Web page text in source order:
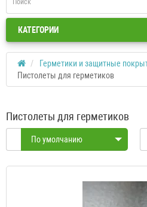
КАТЕГОРИИ
Герметики и защитные
Пистолеты для герметиков
Пистолеты для герметиков
По умолчанию